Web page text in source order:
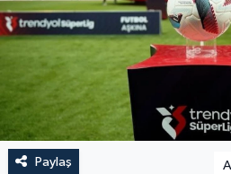
Paylaş A